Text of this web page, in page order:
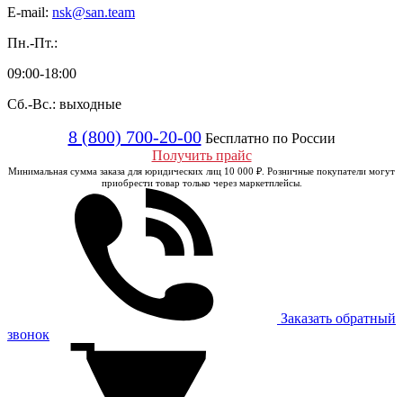
E-mail: nsk@san.team
Пн.-Пт.:
09:00-18:00
Сб.-Вс.: выходные
8 (800) 700-20-00 Бесплатно по России
Получить прайс
Минимальная сумма заказа для юридических лиц 10 000 ₽. Розничные покупатели могут
приобрести товар только через маркетплейсы.
Заказать обратный
звонок